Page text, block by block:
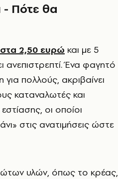
- Πότε θα
στα 2,50 ευρώ και με 5
Ένα φαγητό
πολλούς, ακριβαίνει
καταναλωτές και
οι οποίοι
στις ανατιμήσεις ώστε
υλών, όπως το κρέας,